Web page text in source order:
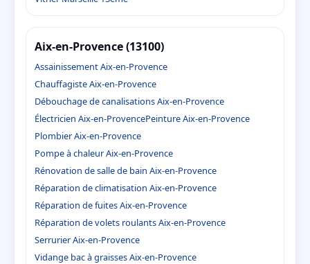
Aix-en-Provence (13100)
Assainissement Aix-en-Provence
Chauffagiste Aix-en-Provence
Débouchage de canalisations Aix-en-Provence
Électricien Aix-en-ProvencePeinture Aix-en-Provence
Plombier Aix-en-Provence
Pompe à chaleur Aix-en-Provence
Rénovation de salle de bain Aix-en-Provence
Réparation de climatisation Aix-en-Provence
Réparation de fuites Aix-en-Provence
Réparation de volets roulants Aix-en-Provence
Serrurier Aix-en-Provence
Vidange bac à graisses Aix-en-Provence